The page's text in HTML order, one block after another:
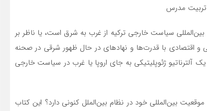
تربیت مدرس
سیاست خارجی ترکیه از غرب­ به شرق است، یا ناظر بر
و اقتصادی با قدرت‌­ها و نهادهای در حال ظهور شرقی در صحنه­‌
ژئوپلیتیکی به ­جای اروپا یا غرب در سیاست خارجی
بین‌­المللی خود در نظام بین‌­الملل کنونی دارد؟ این کتاب